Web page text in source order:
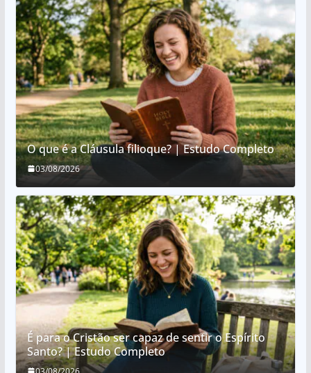
O que é a Cláusula filioque? | Estudo Completo
03/08/2026
É para o Cristão ser capaz de sentir o Espírito
Santo? | Estudo Completo